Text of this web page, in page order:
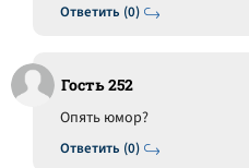
Ответить (0)
Гость 252
Ответить (0)
Опять юмор?